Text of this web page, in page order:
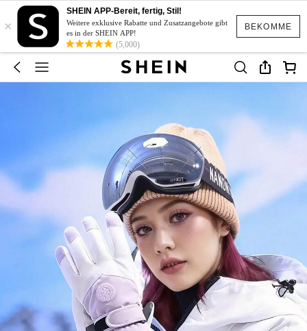
BEKOMME
×
SHEIN APP-Bereit, fertig, Stil!
Weitere exklusive Rabatte und Zusatzangebote gibt
es in der SHEIN APP!
(5,000)